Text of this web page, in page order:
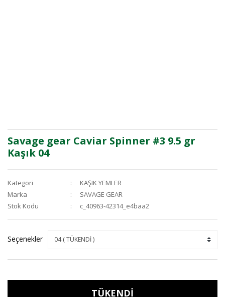
Savage gear Caviar Spinner #3 9.5 gr
Kaşık 04
Kategori
KAŞIK YEMLER
Marka
SAVAGE GEAR
Stok Kodu
c_40963-42314_e4baa2
Seçenekler
TÜKENDİ